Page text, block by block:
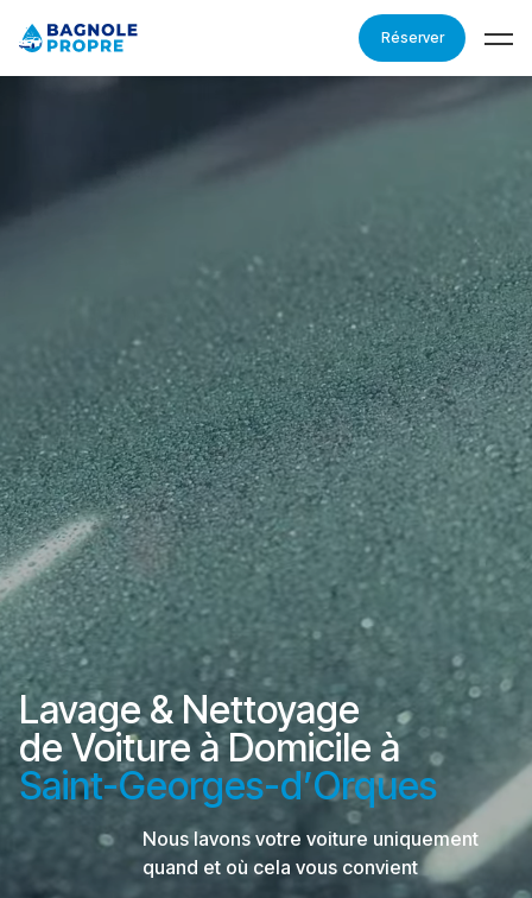
À PROPOS DE NOUS
POURQUOI NOUS?
PROCÉDURE
AVIS
FAQ
Réserver
Lavage & Nettoyage
de Voiture à Domicile à
Saint-Georges-d’Orques
Nous lavons votre voiture uniquement
quand et où cela vous convient